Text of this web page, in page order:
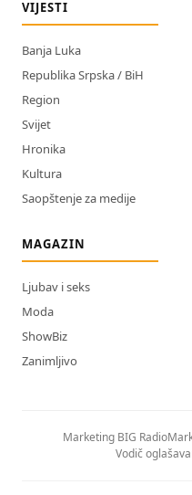
VIJESTI
Banja Luka
Republika Srpska / BiH
Region
Svijet
Hronika
Kultura
Saopštenje za medije
MAGAZIN
Ljubav i seks
Moda
ShowBiz
Zanimljivo
Marketing BIG Radio
Vodič